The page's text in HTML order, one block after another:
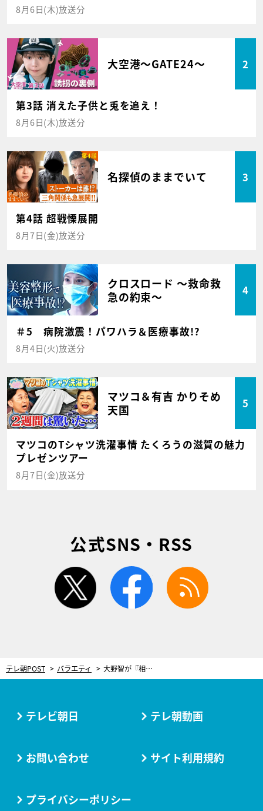
8月6日(木)放送分
大空港～GATE24～ 2
第3話 消えた子供と兎を追え！
8月6日(木)放送分
名探偵のままでいて 3
第4話 超戦慄展開
8月7日(金)放送分
クロスロード ～救命救
急の約束～
4
＃5 病院激震！パワハラ＆医療事故!?
8月4日(火)放送分
マツコ＆有吉 かりそめ
天国
5
マツコのTシャツ洗濯事情 たくろうの滋賀の魅力
プレゼンツアー
8月7日(金)放送分
公式SNS・RSS
twitter facebook
テレ朝POST バラエティ 大野智が『相葉マナブ』に6年半ぶりの登場！自然薯掘りで、相葉雅紀と“あうんの呼吸”を披露
テレビ朝日 テレ朝動画
お問い合わせ サイト利用規約
プライバシーポリシー